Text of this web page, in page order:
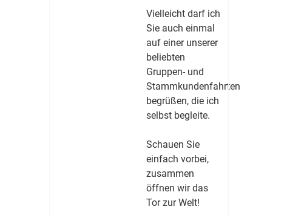
Vielleicht darf ich
Sie auch einmal
auf einer unserer
beliebten
Gruppen- und
Stammkundenfahrten
begrüßen, die ich
selbst begleite.
Schauen Sie
einfach vorbei,
zusammen
öffnen wir das
Tor zur Welt!